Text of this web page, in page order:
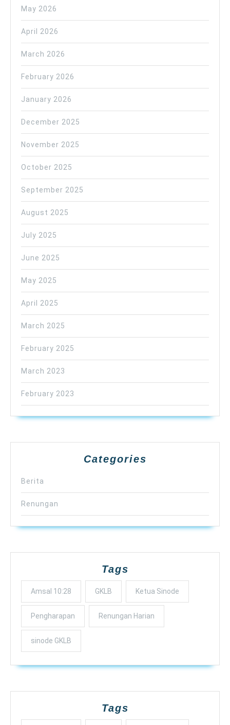
May 2026
April 2026
March 2026
February 2026
January 2026
December 2025
November 2025
October 2025
September 2025
August 2025
July 2025
June 2025
May 2025
April 2025
March 2025
February 2025
March 2023
February 2023
Categories
Berita
Renungan
Tags
Amsal 10:28 GKLB Ketua Sinode
Pengharapan Renungan Harian
sinode GKLB
Tags